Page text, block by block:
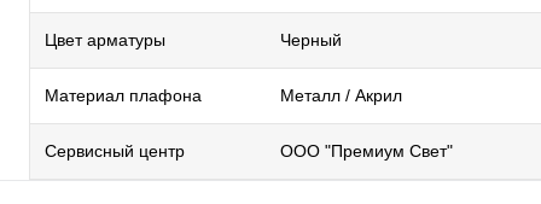
Цвет арматуры Черный
Материал плафона Металл / Акрил
Сервисный центр ООО "Премиум Свет"